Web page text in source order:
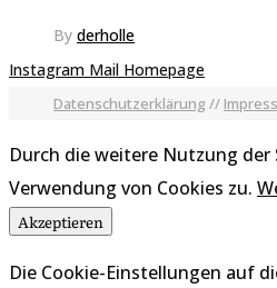
By derholle
Instagram Mail Homepage
Datenschutzerklärung //
Durch die weitere Nutzung
Verwendung von Cookies zu.
Akzeptieren
Die Cookie-Einstellungen auf